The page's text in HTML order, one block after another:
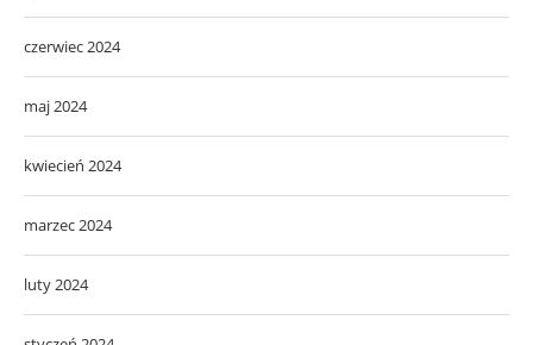
czerwiec 2024
maj 2024
kwiecień 2024
marzec 2024
luty 2024